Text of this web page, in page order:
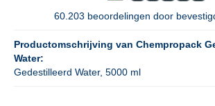
60.203 beoordelingen door
Productomschrijving van Chempropack
Water:
Gedestilleerd Water, 5000 ml